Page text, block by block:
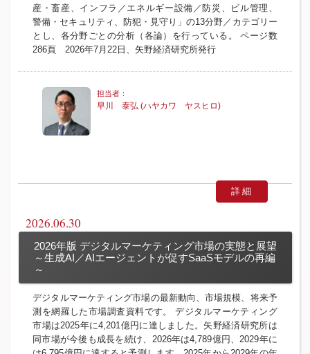
産・畜産、インフラ／エネルギー設備／防災、ビル管理、
警備・セキュリティ、防犯・見守り」の13分野／カテゴリー
とし、各分野ごとの分析（各論）を行っている。 ページ数
286頁 2026年7月22日、矢野経済研究所発行
早川 泰弘 (ハヤカワ ヤスヒロ)
詳細
2026.06.30
2026年版 デジタルマーケティング市場の実態と展望
～生成AI／AIエージェントが促すSaaSモデルの再編
～
デジタルマーケティング市場の最新動向、市場規模、将来予
測を網羅した市場調査資料です。 デジタルマーケティング
市場は2025年に4,201億円に達しました。矢野経済研究所は
同市場が今後も成長を続け、2026年は4,789億円、2029年に